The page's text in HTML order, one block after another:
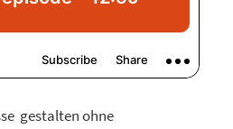
gestalten ohne